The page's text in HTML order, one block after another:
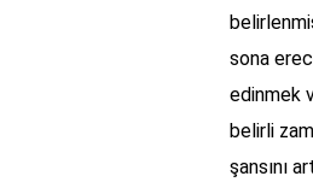
sona
edinmek
belirli
şansını